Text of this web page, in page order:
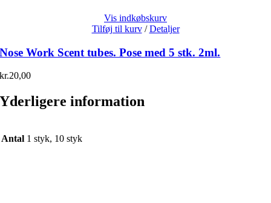
Vis indkøbskurv
Tilføj til kurv / Detaljer
Nose Work Scent tubes. Pose med 5 stk. 2ml.
kr.20,00
Yderligere information
Antal 1 styk, 10 styk